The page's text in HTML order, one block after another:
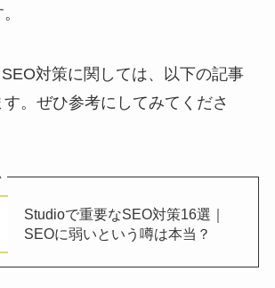
対策に関しては、以下の記事
。ぜひ参考にしてみてくださ
Studioで重要なSEO対策16選｜
SEOに弱いという噂は本当？